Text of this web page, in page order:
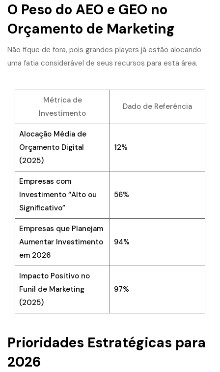
O Peso do AEO e GEO no
Orçamento de Marketing
Não fique de fora, pois grandes players já estão alocando
uma fatia considerável de seus recursos para esta área.
Métrica de
Investimento
Dado de Referência
Alocação Média de
Orçamento Digital
(2025)
12%
Empresas com
Investimento “Alto ou
Significativo”
56%
Empresas que Planejam
Aumentar Investimento
em 2026
94%
Impacto Positivo no
Funil de Marketing
(2025)
97%
Prioridades Estratégicas para
2026